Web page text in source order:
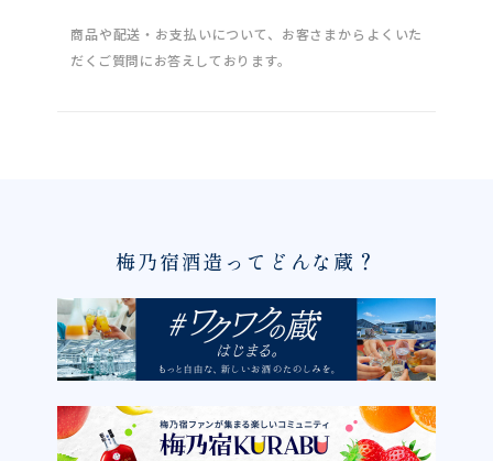
商品や配送・お支払いについて、お客さまからよくいた
だくご質問にお答えしております。
梅乃宿酒造ってどんな蔵？